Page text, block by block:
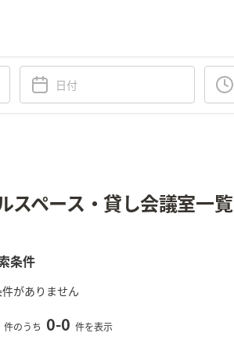
スペース・貸し会議室一覧
条件
がありません
件のうち 0-0 件を表示